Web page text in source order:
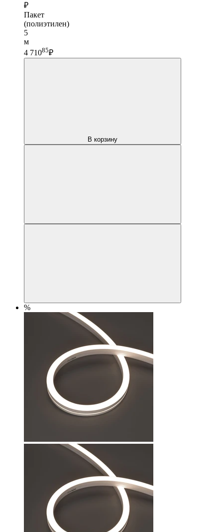
₽
Пакет
(полиэтилен)
5
м
4 71085₽
В корзину
%